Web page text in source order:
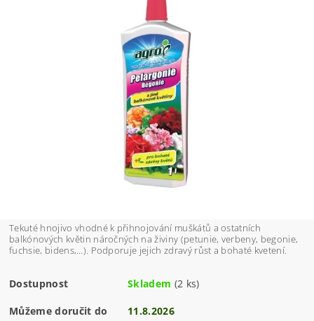
Tekuté hnojivo vhodné k přihnojování muškátů a ostatních
balkónových květin náročných na živiny (petunie, verbeny, begonie,
fuchsie, bidens,…). Podporuje jejich zdravý růst a bohaté kvetení.
Dostupnost Skladem (2 ks)
Můžeme doručit do 11.8.2026